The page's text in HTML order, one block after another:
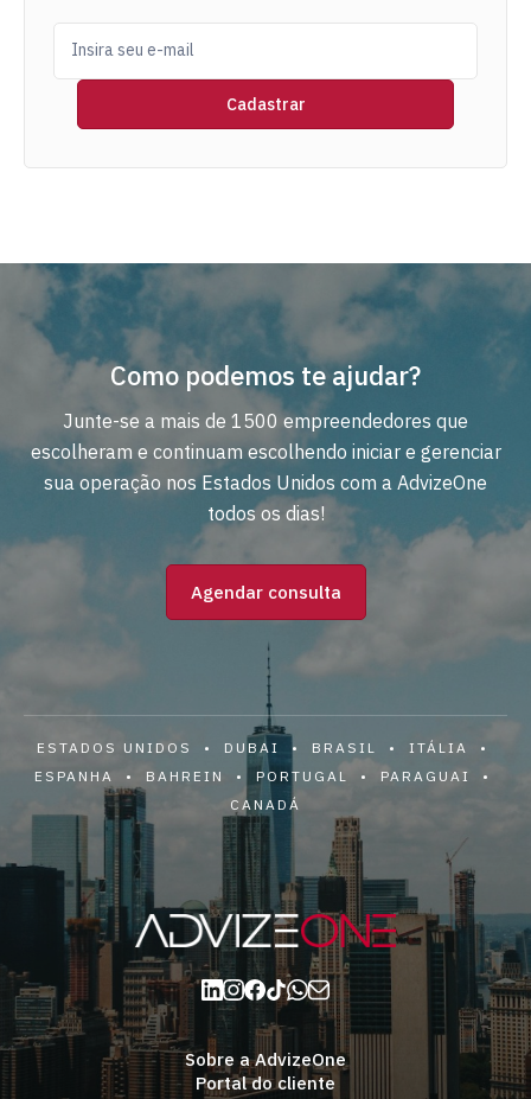
Como podemos te ajudar?
Junte-se a mais de 1500 empreendedores que
escolheram e continuam escolhendo iniciar e gerenciar
sua operação nos Estados Unidos com a AdvizeOne
todos os dias!
Agendar consulta
ESTADOS UNIDOS • DUBAI • BRASIL • ITÁLIA •
ESPANHA • BAHREIN • PORTUGAL • PARAGUAI •
CANADÁ
Sobre a AdvizeOne
Portal do cliente